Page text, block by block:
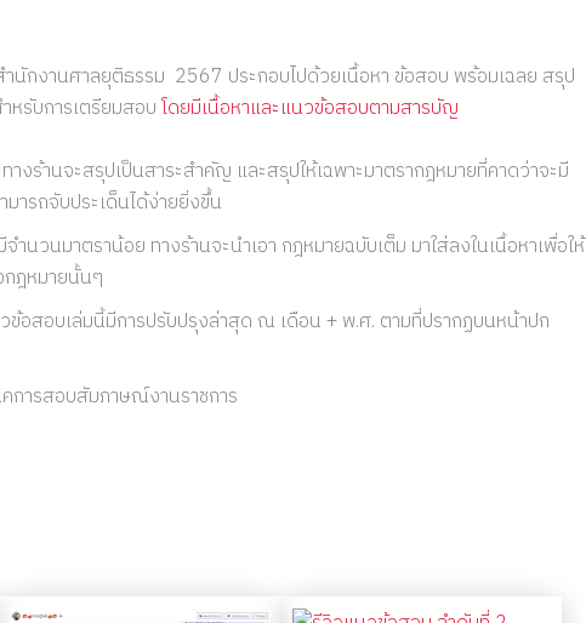
นักงานศาลยุติธรรม 2567 ประกอบไปด้วยเนื้อหา ข้อสอบ พร้อมเฉลย สรุป
หรับการเตรียมสอบโดยมีเนื้อหาและแนวข้อสอบตามสารบัญ
งร้านจะสรุปเป็นสาระสำคัญ และสรุปให้เฉพาะมาตรากฎหมายที่คาดว่าจะมี
ารถจับประเด็นได้ง่ายยิ่งขึ้น
ำนวนมาตราน้อย ทางร้านจะนำเอา กฎหมายฉบับเต็ม มาใส่ลงในเนื้อหาเพื่อให้
ฎหมายนั้นๆ
ข้อสอบเล่มนี้มีการปรับปรุงล่าสุด ณ เดือน + พ.ศ. ตามที่ปรากฏบนหน้าปก
การสอบสัมภาษณ์งานราชการ